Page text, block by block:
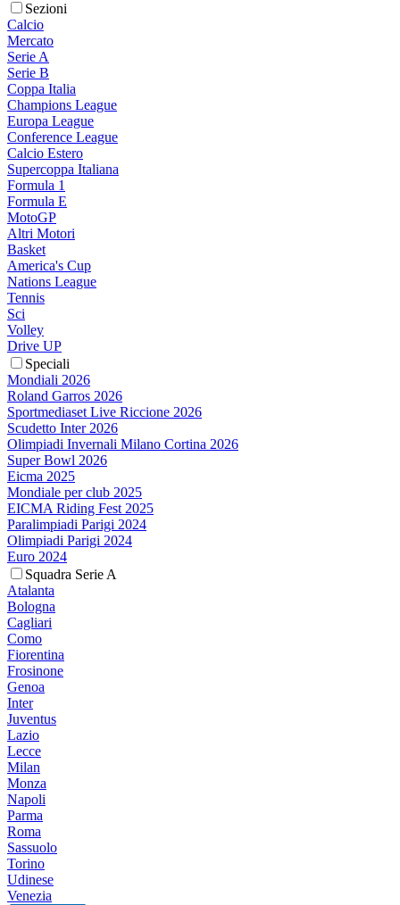
Sezioni
Calcio
Mercato
Serie A
Serie B
Coppa Italia
Champions League
Europa League
Conference League
Calcio Estero
Supercoppa Italiana
Formula 1
Formula E
MotoGP
Altri Motori
Basket
America's Cup
Nations League
Tennis
Sci
Volley
Drive UP
Speciali
Mondiali 2026
Roland Garros 2026
Sportmediaset Live Riccione 2026
Scudetto Inter 2026
Olimpiadi Invernali Milano Cortina 2026
Super Bowl 2026
Eicma 2025
Mondiale per club 2025
EICMA Riding Fest 2025
Paralimpiadi Parigi 2024
Olimpiadi Parigi 2024
Euro 2024
Squadra Serie A
Atalanta
Bologna
Cagliari
Como
Fiorentina
Frosinone
Genoa
Inter
Juventus
Lazio
Lecce
Milan
Monza
Napoli
Parma
Roma
Sassuolo
Torino
Udinese
Venezia